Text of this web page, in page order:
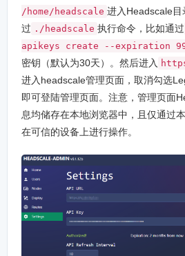
/home/headscale 进入Headscale目
过 ./headscale 执行命令，比如通过
apikeys create --expiration
密钥（默认为30天）。然后进入
进入headscale管理页面，取消勾选
即可登陆管理页面。注意，管理页面
息均储存在本地浏览器中，且仅通过
在可信的设备上进行操作。